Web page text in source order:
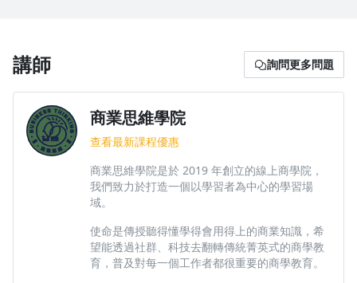
台灣金點年度最佳設計獎/2019 日本 Good Design 獎/2019 美
國 IDEA 獎/2019 德國 iF 設計獎/2020 德國 Red dot 設計獎 ．
製作多個半年拿到1000個五星評價和百萬下載的APP 【數據分
析專家】 ．Amplitude & Mixpanel 台灣區唯一合作夥伴與認證
數據分析專家
講師 詢問更多問題
商業思維學院
查看最新課程優惠
商業思維學院是於 2019 年創立的線上商學院，
我們致力於打造一個以學習者為中心的學習場
域。
使命是傳授聽得懂學得會用得上的商業知識，希
望能透過社群、科技去翻轉傳統菁英式的商學教
育，普及對每一個工作者都很重要的商學教育。